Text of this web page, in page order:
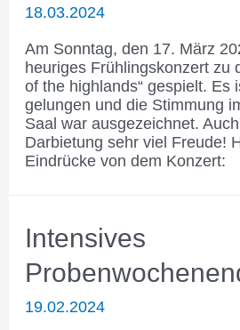
18.03.2024
Am Sonntag, den 17. März
heuriges Frühlingskonzert zu
of the highlands“ gespielt. Es
gelungen und die Stimmung
Saal war ausgezeichnet.
Darbietung sehr viel Freude!
Eindrücke von dem Konzert:
Intensives
19.02.2024